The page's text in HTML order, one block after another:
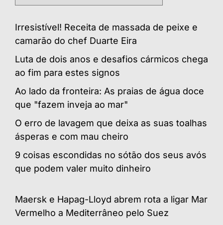
Irresistível! Receita de massada de peixe e
camarão do chef Duarte Eira
Luta de dois anos e desafios cármicos chega
ao fim para estes signos
Ao lado da fronteira: As praias de água doce
que "fazem inveja ao mar"
O erro de lavagem que deixa as suas toalhas
ásperas e com mau cheiro
9 coisas escondidas no sótão dos seus avós
que podem valer muito dinheiro
Maersk e Hapag-Lloyd abrem rota a ligar Mar
Vermelho a Mediterrâneo pelo Suez